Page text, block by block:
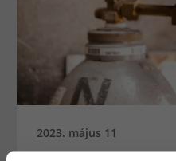
2023. május 11